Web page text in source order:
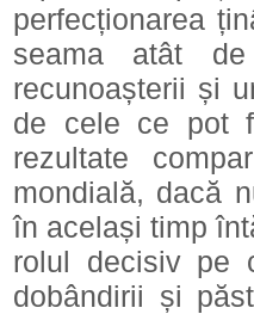
perfecționarea
seama atât
recunoașterii și
de cele ce pot
rezultate
mondială, dacă
în același timp
rolul decisiv pe
dobândirii și